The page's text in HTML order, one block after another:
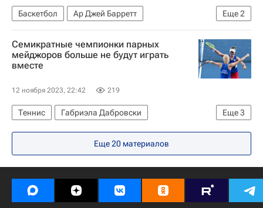
Еще2
Баскетбол
Ар Джей Барретт
Нью-Йорк Никс
Шарлотт Хорнетс
Семикратные чемпионки парных
мейджоров больше не будут играть
вместе
12 ноября 2023, 22:42 219
Еще3
Теннис
Габриэла Дабровски
Катерина Синякова
Барбора Крейчикова
Женская теннисная ассоциация (WTA)
Еще 20 материалов